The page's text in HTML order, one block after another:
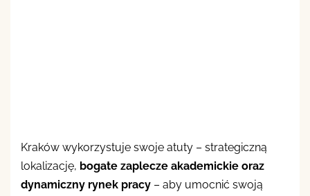
Kraków wykorzystuje swoje atuty – strategiczną
lokalizację, bogate zaplecze akademickie oraz
dynamiczny rynek pracy – aby umocnić swoją